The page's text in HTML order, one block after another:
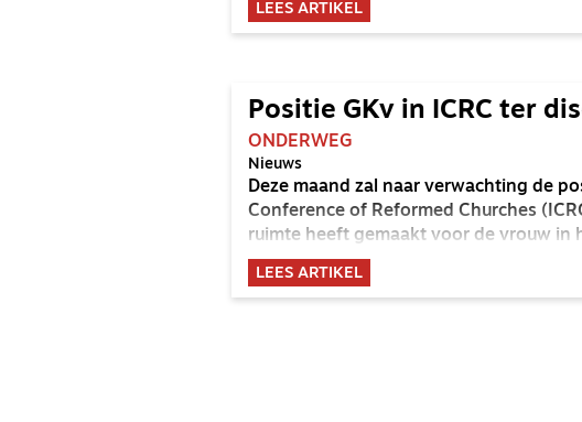
LEES ARTIKEL
Positie GKv in ICRC ter
ONDERWEG
Nieuws
Deze maand zal naar verwachting de
Conference of Reformed Churches
ruimte heeft gemaakt voor de vrouw in
LEES ARTIKEL